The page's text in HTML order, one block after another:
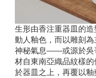
生形由香注重器皿的
動人釉色，而以雕刻
神秘氣息——或源於吳
材自東南亞織品紋樣
於器皿之上，再覆以